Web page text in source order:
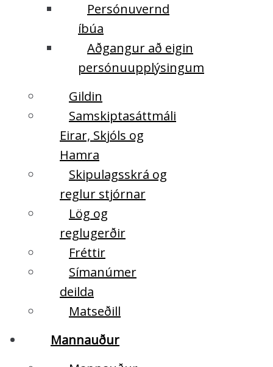
Persónuvernd
íbúa
Aðgangur að eigin
persónuupplýsingum
Gildin
Samskiptasáttmáli
Eirar, Skjóls og
Hamra
Skipulagsskrá og
reglur stjórnar
Lög og
reglugerðir
Fréttir
Símanúmer
deilda
Matseðill
Mannauður